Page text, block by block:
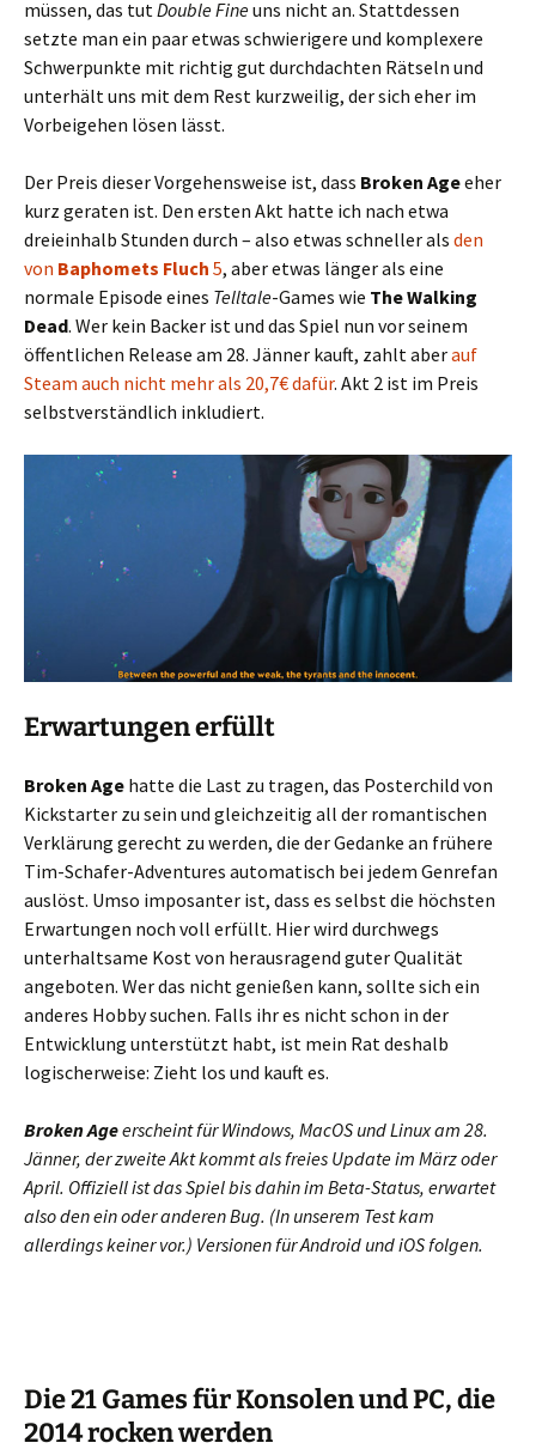
müssen, das tut Double Fineuns nicht an. Stattdessen
setzte man ein paar etwas schwierigere und komplexere
Schwerpunkte mit richtig gut durchdachten Rätseln und
unterhält uns mit dem Rest kurzweilig, der sich eher im
Vorbeigehen lösen lässt.
Der Preis dieser Vorgehensweise ist, dass Broken Ageeher
kurz geraten ist. Den ersten Akt hatte ich nach etwa
dreieinhalb Stunden durch – also etwas schneller als den
von Baphomets Fluch 5, aber etwas länger als eine
normale Episode eines Telltale-Games wie The Walking
Dead. Wer kein Backer ist und das Spiel nun vor seinem
öffentlichen Release am 28. Jänner kauft, zahlt aberauf
Steam auch nicht mehr als 20,7€ dafür. Akt 2 ist im Preis
selbstverständlich inkludiert.
Erwartungen erfüllt
Broken Age hatte die Last zu tragen, das Posterchild von
Kickstarter zu sein und gleichzeitig all der romantischen
Verklärung gerecht zu werden, die der Gedanke an frühere
Tim-Schafer-Adventures automatisch bei jedem Genrefan
auslöst. Umso imposanter ist, dass es selbst die höchsten
Erwartungen noch voll erfüllt. Hier wird durchwegs
unterhaltsame Kost von herausragend guter Qualität
angeboten. Wer das nicht genießen kann, sollte sich ein
anderes Hobby suchen. Falls ihr es nicht schon in der
Entwicklung unterstützt habt, ist mein Rat deshalb
logischerweise: Zieht los und kauft es.
Broken Ageerscheint für Windows, MacOS und Linux am 28.
Jänner, der zweite Akt kommt als freies Update im März oder
April. Offiziell ist das Spiel bis dahin im Beta-Status, erwartet
also den ein oder anderen Bug. (In unserem Test kam
allerdings keiner vor.) Versionen für Android und iOS folgen.
Die 21 Games für Konsolen und PC, die
2014 rocken werden